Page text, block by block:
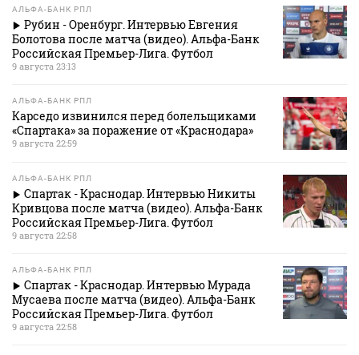
АЛЬФА-БАНК РПЛ
Рубин - Оренбург. Интервью Евгения
Болотова после матча (видео). Альфа-Банк
Российская Премьер-Лига. Футбол
9 августа 23:13
АЛЬФА-БАНК РПЛ
Карседо извинился перед болельщиками
«Спартака» за поражение от «Краснодара»
9 августа 22:59
АЛЬФА-БАНК РПЛ
Спартак - Краснодар. Интервью Никиты
Кривцова после матча (видео). Альфа-Банк
Российская Премьер-Лига. Футбол
9 августа 22:58
АЛЬФА-БАНК РПЛ
Спартак - Краснодар. Интервью Мурада
Мусаева после матча (видео). Альфа-Банк
Российская Премьер-Лига. Футбол
9 августа 22:58